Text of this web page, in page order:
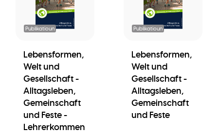
Publikatioun
Lebensformen,
Welt und
Gesellschaft -
Alltagsleben,
Gemeinschaft
und Feste -
Lehrerkommen
Publikatioun
Lebensformen,
Welt und
Gesellschaft -
Alltagsleben,
Gemeinschaft
und Feste